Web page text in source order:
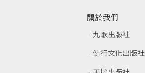
關於我們
九歌出版社
健行文化出版社